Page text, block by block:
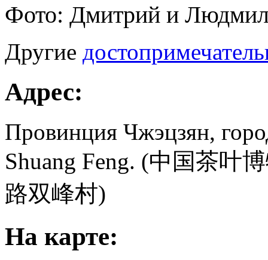
Фото: Дмитрий и
Другие
Адрес:
Провинция Чжэцзян,
Shuang Feng. (中国茶叶
路双峰村)
На карте: